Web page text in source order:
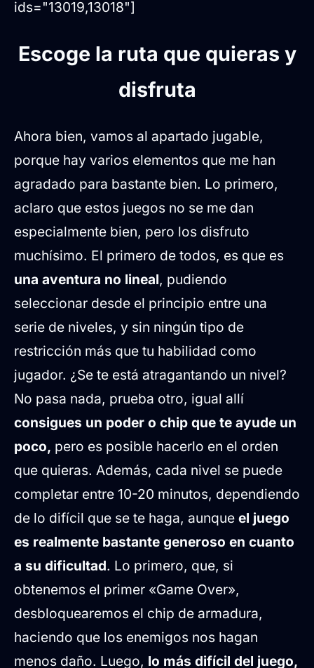
ids="13019,13018"]
Escoge la ruta que quieras y
disfruta
Ahora bien, vamos al apartado jugable,
porque hay varios elementos que me han
agradado para bastante bien. Lo primero,
aclaro que estos juegos no se me dan
especialmente bien, pero los disfruto
muchísimo. El primero de todos, es que es
una aventura no lineal, pudiendo
seleccionar desde el principio entre una
serie de niveles, y sin ningún tipo de
restricción más que tu habilidad como
jugador. ¿Se te está atragantando un nivel?
No pasa nada, prueba otro, igual allí
consigues un poder o chip que te ayude un
poco, pero es posible hacerlo en el orden
que quieras. Además, cada nivel se puede
completar entre 10-20 minutos, dependiendo
de lo difícil que se te haga, aunque el juego
es realmente bastante generoso en cuanto
a su dificultad. Lo primero, que, si
obtenemos el primer «Game Over»,
desbloquearemos el chip de armadura,
haciendo que los enemigos nos hagan
menos daño. Luego, lo más difícil del juego,